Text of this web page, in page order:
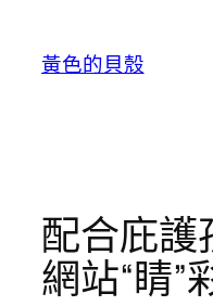
黃色的貝殼
配合庇護
網站“睛”